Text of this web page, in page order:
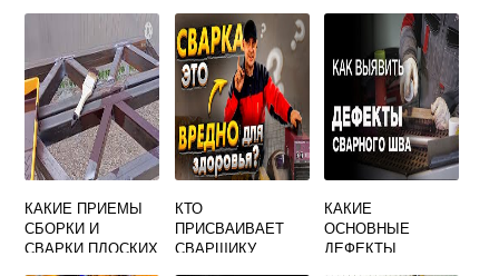
СВАРОЧНОГО
ОБОРУДОВАНИЯ
РЕСАНТА
ЭЛЕКТРОСВАРОЧ
НОЙ УСТАНОВКИ
КАКИЕ ПРИЕМЫ
СБОРКИ И
СВАРКИ ПЛОСКИХ
КТО
ПРИСВАИВАЕТ
СВАРЩИКУ
КАКИЕ
ОСНОВНЫЕ
ДЕФЕКТЫ